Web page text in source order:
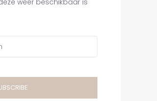
weer beschikbaar is